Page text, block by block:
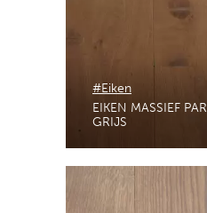
#Eiken
EIKEN MASSIEF
GRIJS